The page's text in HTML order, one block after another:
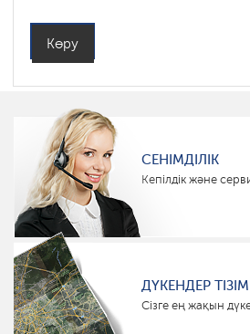
Көру
СЕНІМДІЛІК
Кепілдік және
ДҮКЕНДЕР
Сізге ең жақын